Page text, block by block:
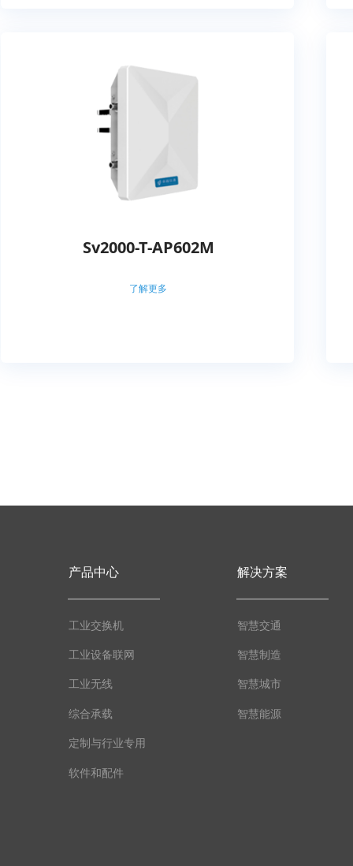
Sv2000-T-AP602M
了解更多
工业交换机
工业设备联网
工业无线
综合承载
定制与行业专用
软件和配件
产品中心
智慧交通
智慧制造
智慧城市
智慧能源
解决方案